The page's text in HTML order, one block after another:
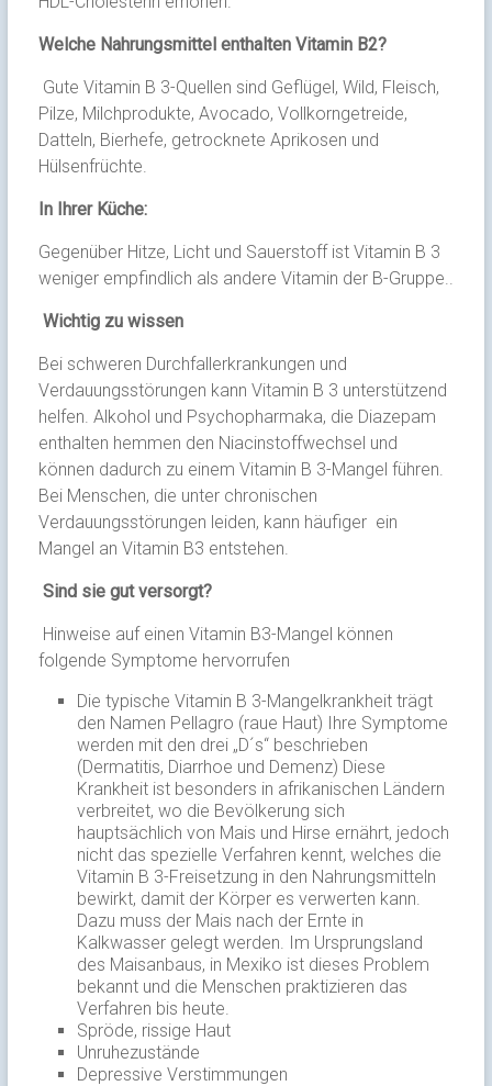
Welche Nahrungsmittel enthalten Vitamin B2?
Gute Vitamin B 3-Quellen sind Geflügel, Wild, Fleisch,
Pilze, Milchprodukte, Avocado, Vollkorngetreide,
Datteln, Bierhefe, getrocknete Aprikosen und
Hülsenfrüchte.
In Ihrer Küche:
Gegenüber Hitze, Licht und Sauerstoff ist Vitamin B 3
weniger empfindlich als andere Vitamin der B-Gruppe..
Wichtig zu wissen
Bei schweren Durchfallerkrankungen und
Verdauungsstörungen kann Vitamin B 3 unterstützend
helfen. Alkohol und Psychopharmaka, die Diazepam
enthalten hemmen den Niacinstoffwechsel und
können dadurch zu einem Vitamin B 3-Mangel führen.
Bei Menschen, die unter chronischen
Verdauungsstörungen leiden, kann häufiger ein
Mangel an Vitamin B3 entstehen.
Sind sie gut versorgt?
Hinweise auf einen Vitamin B3-Mangel können
folgende Symptome hervorrufen
Die typische Vitamin B 3-Mangelkrankheit trägt
den Namen Pellagro (raue Haut) Ihre Symptome
werden mit den drei „D´s“ beschrieben
(Dermatitis, Diarrhoe und Demenz) Diese
Krankheit ist besonders in afrikanischen Ländern
verbreitet, wo die Bevölkerung sich
hauptsächlich von Mais und Hirse ernährt, jedoch
nicht das spezielle Verfahren kennt, welches die
Vitamin B 3-Freisetzung in den Nahrungsmitteln
bewirkt, damit der Körper es verwerten kann.
Dazu muss der Mais nach der Ernte in
Kalkwasser gelegt werden. Im Ursprungsland
des Maisanbaus, in Mexiko ist dieses Problem
bekannt und die Menschen praktizieren das
Verfahren bis heute.
Spröde, rissige Haut
Unruhezustände
Depressive Verstimmungen